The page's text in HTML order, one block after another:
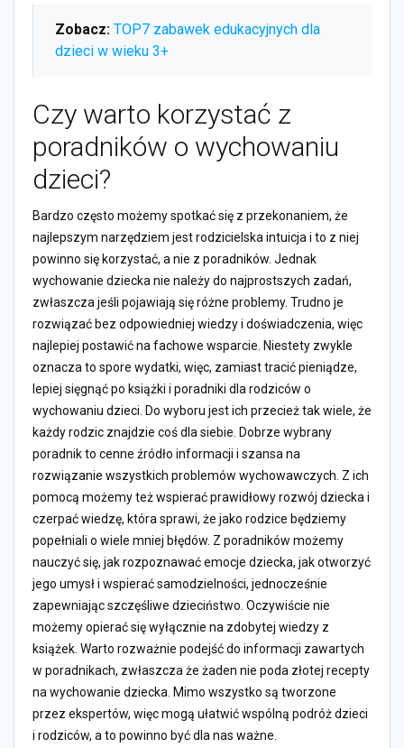
Zobacz: TOP7 zabawek edukacyjnych dla
dzieci w wieku 3+
Czy warto korzystać z
poradników o wychowaniu
dzieci?
Bardzo często możemy spotkać się z przekonaniem, że
najlepszym narzędziem jest rodzicielska intuicja i to z niej
powinno się korzystać, a nie z poradników. Jednak
wychowanie dziecka nie należy do najprostszych zadań,
zwłaszcza jeśli pojawiają się różne problemy. Trudno je
rozwiązać bez odpowiedniej wiedzy i doświadczenia, więc
najlepiej postawić na fachowe wsparcie. Niestety zwykle
oznacza to spore wydatki, więc, zamiast tracić pieniądze,
lepiej sięgnąć po książki i poradniki dla rodziców o
wychowaniu dzieci. Do wyboru jest ich przecież tak wiele, że
każdy rodzic znajdzie coś dla siebie. Dobrze wybrany
poradnik to cenne źródło informacji i szansa na
rozwiązanie wszystkich problemów wychowawczych. Z ich
pomocą możemy też wspierać prawidłowy rozwój dziecka i
czerpać wiedzę, która sprawi, że jako rodzice będziemy
popełniali o wiele mniej błędów. Z poradników możemy
nauczyć się, jak rozpoznawać emocje dziecka, jak otworzyć
jego umysł i wspierać samodzielności, jednocześnie
zapewniając szczęśliwe dzieciństwo. Oczywiście nie
możemy opierać się wyłącznie na zdobytej wiedzy z
książek. Warto rozważnie podejść do informacji zawartych
w poradnikach, zwłaszcza że żaden nie poda złotej recepty
na wychowanie dziecka. Mimo wszystko są tworzone
przez ekspertów, więc mogą ułatwić wspólną podróż dzieci
i rodziców, a to powinno być dla nas ważne.